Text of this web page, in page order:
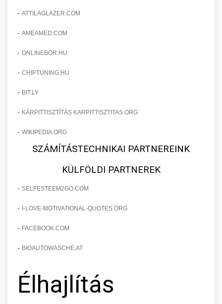
- ATTILAGLAZER.COM
- AMEAMED.COM
- ONLINEBOR.HU
- CHIPTUNING.HU
- BIT.LY
- KÁRPITTISZTÍTÁS KARPITTISZTITAS.ORG
- WIKIPEDIA.ORG
SZÁMÍTÁSTECHNIKAI PARTNEREINK
KÜLFÖLDI PARTNEREK
- SELFESTEEM2GO.COM
- I-LOVE-MOTIVATIONAL-QUOTES.ORG
- FACEBOOK.COM
- BIOAUTOWASCHE.AT
Élhajlítás